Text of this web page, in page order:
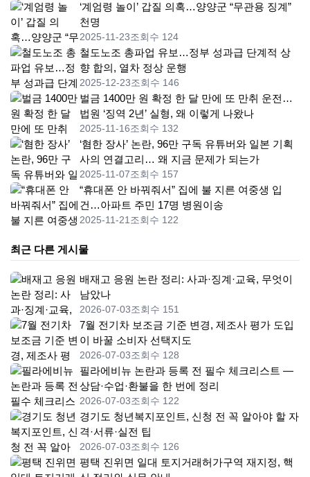
‘계엄령 놀이’ 갑질 의혹…양양군 “무관용 징계”
천명
2025-11-23조회수 124
철도노조 총파업 유보…정부 성과급 단계적 상
향 합의, 열차 정상 운행
2025-12-23조회수 146
벌금 1400만 원 확정 한 달 만에 또 만취 운전…
법원 ‘징역 2년’ 실형, 왜 이렇게 나왔나
2025-11-16조회수 132
‘혐한 장사’ 논란, 96만 구독 유튜버와 일본 기획
사의 연결고리… 왜 지금 문제가 되는가
2025-11-07조회수 157
“휴대폰 안 바꿔줘서” 집에 불 지른 여중생 입
건…아파트 주민 17명 병원이송
2025-11-21 조회수 122
최근 다른 게시물
배재고 응원 논란 정리: 사과·징계·교육, 무엇이
남았나
2026-07-03조회수 151
7월 전기차 보조금 기준 변경, 제조사 평가 도입
이 바꿀 소비자 선택지도
2026-07-03조회수 128
필라에비뉴 논란과 등록 전 필수 체크리스트 —
상담·수업·환불을 한 번에 정리
2026-07-03조회수 122
경기도 청년복지포인트, 신청 전 꼭 알아야 할 자
격·서류·실전 팁
2026-07-03조회수 126
평택 진위면 일대 토지거래허가구역 재지정, 핵